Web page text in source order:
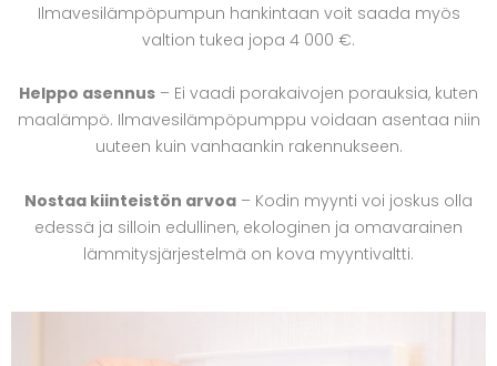
Ilmavesilämpöpumpun hankintaan voit saada myös
valtion tukea jopa 4 000 €.
Helppo asennus – Ei vaadi porakaivojen porauksia, kuten
maalämpö. Ilmavesilämpöpumppu voidaan asentaa niin
uuteen kuin vanhaankin rakennukseen.
Nostaa kiinteistön arvoa – Kodin myynti voi joskus olla
edessä ja silloin edullinen, ekologinen ja omavarainen
lämmitysjärjestelmä on kova myyntivaltti.